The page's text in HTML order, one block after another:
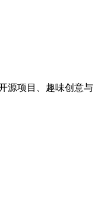
源项目、趣味创意与